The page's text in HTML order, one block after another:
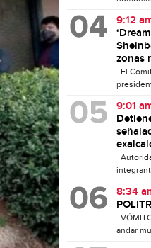
9:12
zonas
El
9:01
8:34
andar